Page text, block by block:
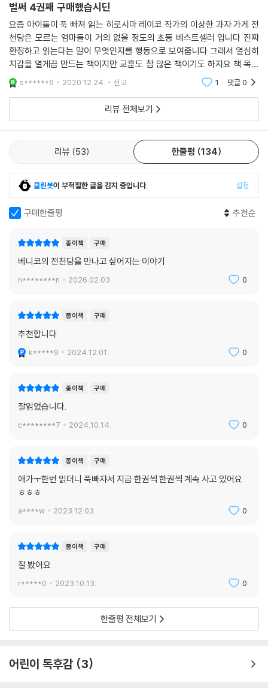
벌써 4권째 구매했습시딘
요즘 아이들이 푹 빠져 읽는 히로시마 레이코 작가의 이상한 과자 가게 전
천당은 모르는 엄마들이 거의 없을 정도의 초등 베스트셀러 입니다 진짜
환장하고 읽는다는 말이 무엇인지를 행동으로 보여줍니다 그래서 열심히
지갑을 열게끔 만드는 책이지만 교훈도 참 많은 책이기도 하지요 책 목차
만 봐도 가슴이 설레인다는 딸 아이의 말에 웃음이 빵 터졌어요~ 책 읽기
시작하면 숨소리 한
s******6 2020.12.24. 신고 1 댓글0
리뷰 전체보기
리뷰 53 한줄평 134
클린봇이 부적절한 글을 감지 중입니다. 설정
구매한줄평 추천순
종이책 구매
베니코의 전천당을 만나고 싶어지는 이야기
n********n 2026.02.03. 0
종이책 구매
추천합니다
k*****9 2024.12.01. 0
종이책 구매
잘읽었습니다.
c********7 2024.10.14. 0
종이책 구매
애가ㅜ한번 읽더니 푹빠쟈서 지금 한권씩 한권씩 계속 사고 있어요
ㅎㅎㅎ
a****w 2023.12.03. 0
종이책 구매
잘 봤어요
r*****0 2023.10.13. 0
한줄평 전체보기
어린이 독후감 3